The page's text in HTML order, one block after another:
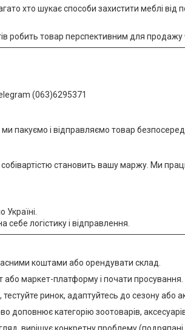
хто шукає способи захистити меблі
робить товар перспективним для продажу
(063)6295371
і відправляємо товар
становить вашу маржу. Ми
логістику і відправлення.
коштами або орендувати склад.
або маркет-платформу і почати просування.
ринок, адаптуйтесь до сезону або
доповнює категорію зоотоварів,
вирішує конкретну проблему